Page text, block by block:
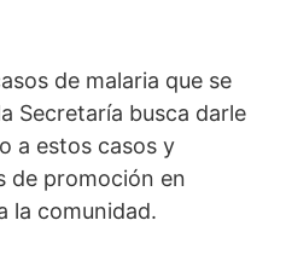
de malaria que se
Secretaría busca darle
a estos casos y
de promoción en
la comunidad.